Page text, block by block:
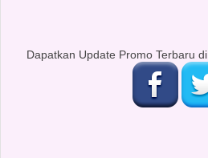
Dapatkan Update Promo Terbaru